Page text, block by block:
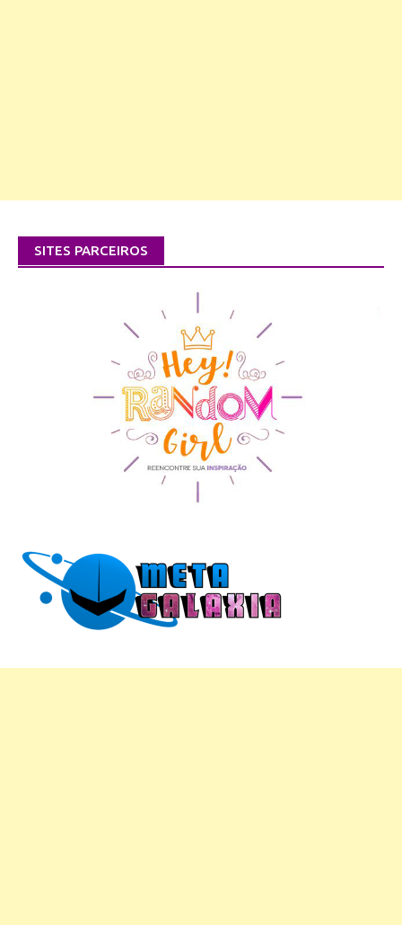
SITES PARCEIROS